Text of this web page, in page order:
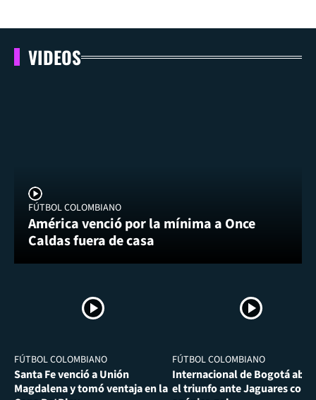
VIDEOS
FÚTBOL COLOMBIANO
América venció por la mínima a Once
Caldas fuera de casa
FÚTBOL COLOMBIANO
Santa Fe venció a Unión
Magdalena y tomó ventaja en la
FÚTBOL COLOMBIANO
Internacional de Bogotá
el triunfo ante Jaguares con